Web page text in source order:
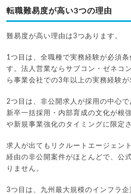
転職難易度が高い3つの理由
難易度が高い理由は3つあります。
1つ目は、全職種で実務経験が必須
す。法人営業ならサブコン・ゼネコ
ら事業会社での3年以上の実務経験が
2つ目は、非公開求人が採用の中心
新卒一括採用・内部育成の文化が根
や新規事業強化のタイミングに限定
求人が出てもリクルートエージェン
経由の非公開案件がほとんどで、公
りません。
3つ目は、九州最大規模のインフラ